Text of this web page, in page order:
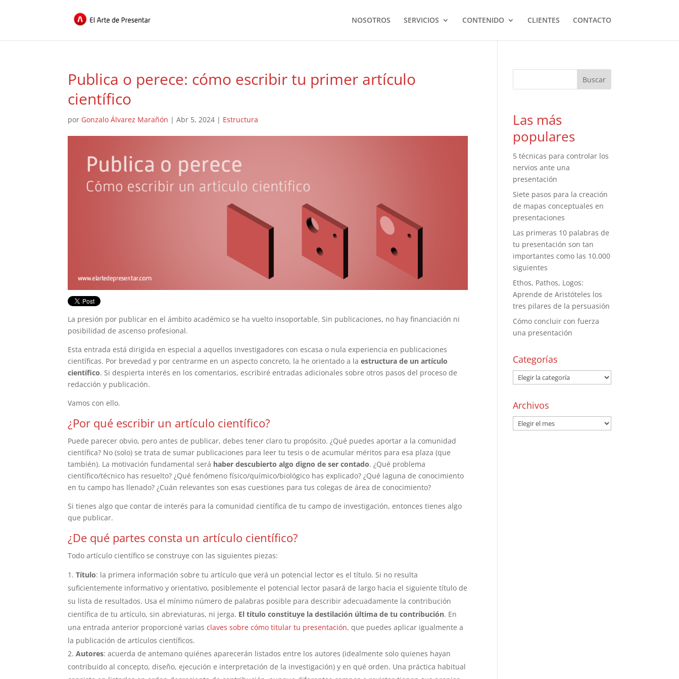
NOSOTROS SERVICIOS CONTENIDO CLIENTES CONTACTO
Publica o perece: cómo escribir tu primer artículo
científico
por Gonzalo Álvarez Marañón |Abr 5, 2024 | Estructura
La presión por publicar en el ámbito académico se ha vuelto insoportable. Sin publicaciones, no hay financiación ni
posibilidad de ascenso profesional.
Esta entrada está dirigida en especial a aquellos investigadores con escasa o nula experiencia en publicaciones
científicas. Por brevedad y por centrarme en un aspecto concreto, la he orientado a laestructura de un artículo
científico. Si despierta interés en los comentarios, escribiré entradas adicionales sobre otros pasos del proceso de
redacción y publicación.
Vamos con ello.
¿Por qué escribir un artículo científico?
Puede parecer obvio, pero antes de publicar, debes tener claro tu propósito. ¿Qué puedes aportar a la comunidad
científica? No (solo) se trata de sumar publicaciones para leer tu tesis o de acumular méritos para esa plaza (que
también). La motivación fundamental será haber descubierto algo digno de ser contado. ¿Qué problema
científico/técnico has resuelto? ¿Qué fenómeno físico/químico/biológico has explicado? ¿Qué laguna de conocimiento
en tu campo has llenado? ¿Cuán relevantes son esas cuestiones para tus colegas de área de conocimiento?
Si tienes algo que contar de interés para la comunidad científica de tu campo de investigación, entonces tienes algo
que publicar.
¿De qué partes consta un artículo científico?
Todo artículo científico se construye con las siguientes piezas:
Título: la primera información sobre tu artículo que verá un potencial lector es el título. Si no resulta
suficientemente informativo y orientativo, posiblemente el potencial lector pasará de largo hacia el siguiente título de
su lista de resultados. Usa el mínimo número de palabras posible para describir adecuadamente la contribución
científica de tu artículo, sin abreviaturas, ni jerga. El título constituye la destilación última de tu contribución. En
una entrada anterior proporcioné variasclaves sobre cómo titular tu presentación, que puedes aplicar igualmente a
la publicación de artículos científicos.
Autores: acuerda de antemano quiénes aparecerán listados entre los autores (idealmente solo quienes hayan
contribuido al concepto, diseño, ejecución e interpretación de la investigación) y en qué orden. Una práctica habitual
Las más
populares
5 técnicas para controlar los
nervios ante una
presentación
Siete pasos para la creación
de mapas conceptuales en
presentaciones
Las primeras 10 palabras de
tu presentación son tan
importantes como las 10.000
siguientes
Ethos, Pathos, Logos:
Aprende de Aristóteles los
tres pilares de la persuasión
Cómo concluir con fuerza
una presentación
Categorías
Archivos